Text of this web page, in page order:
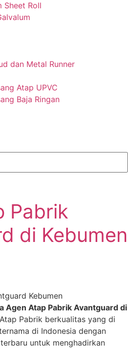
Sheet Roll
dan Metal Runner
Atap UPVC
Baja Ringan
Pabrik
di Kebumen
Agen Atap Pabrik Avantguard di
Pabrik berkualitas yang di
di Indonesia dengan
untuk menghadirkan